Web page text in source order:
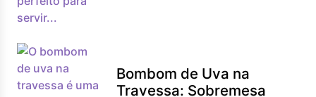
Bombom de Uva na
Travessa: Sobremesa